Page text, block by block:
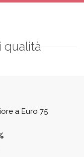
qualità
a Euro 75